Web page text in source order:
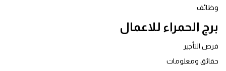
وظائف
برج الحمراء للاعمال
فرص التأجير
حقائق ومعلومات